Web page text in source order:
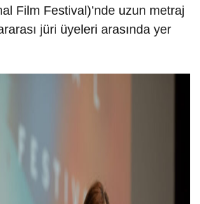
Film Festival)’nde uzun metraj
jüri üyeleri arasında yer